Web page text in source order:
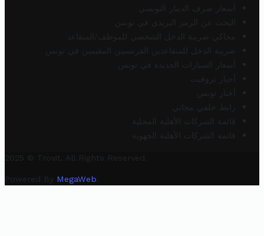
أسعار صرف الدينار التونسي
البحث عن الرمز البريدي في تونس
محاكي ضريبة الدخل الشخصي للموظف/المتقاعد
ضريبة الدخل للمتقاعدين الفرنسيين المقيمين في تونس
أسعار السيارات الجديدة في تونس
أخبار تروفيت
أخبار تونس
رابط خلفي مجاني
قائمة الشركات الأهلية المحلية
قائمة الشركات الأهلية الجهوية
2025 © Trovit. All Rights Reserved.
Powered By MegaWeb